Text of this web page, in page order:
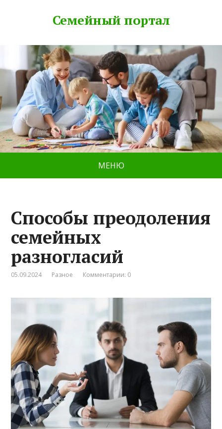
Семейный портал
МЕНЮ
Способы преодоления
семейных
разногласий
05.09.2024 Разное Комментарии: 0